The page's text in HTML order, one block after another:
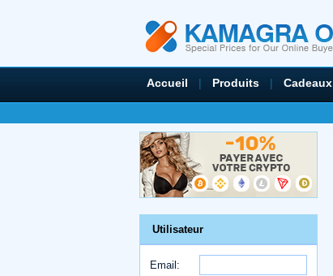
Accueil | Produits | Cadeaux
Utilisateur
Email: